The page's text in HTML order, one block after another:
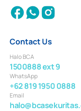
Contact Us
Halo BCA
1500888 ext 9
WhatsApp
+62 819 1950 0888
Email